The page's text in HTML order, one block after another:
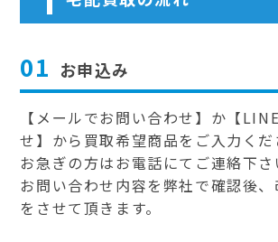
01 お申込み
【メールでお問い合わせ】か【
せ】から買取希望商品をご入力くだ
お急ぎの方はお電話にてご連絡下さ
お問い合わせ内容を弊社で確認後
をさせて頂きます。